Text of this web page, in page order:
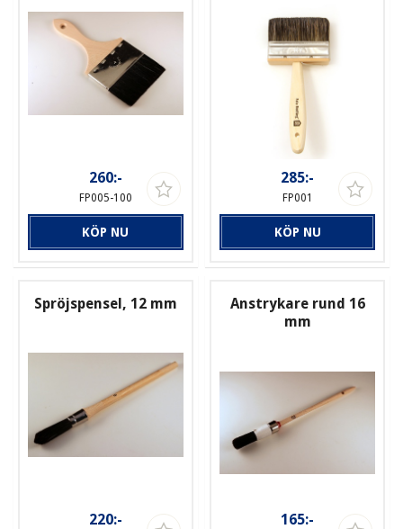
260:-
FP005-100
KÖP NU
285:-
FP001
KÖP NU
Spröjspensel, 12 mm
220:-
Anstrykare rund 16
mm
165:-